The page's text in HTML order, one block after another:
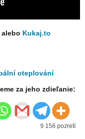
alebo Kukaj.to
oteplování
za jeho zdieľanie:
9 156 pozretí